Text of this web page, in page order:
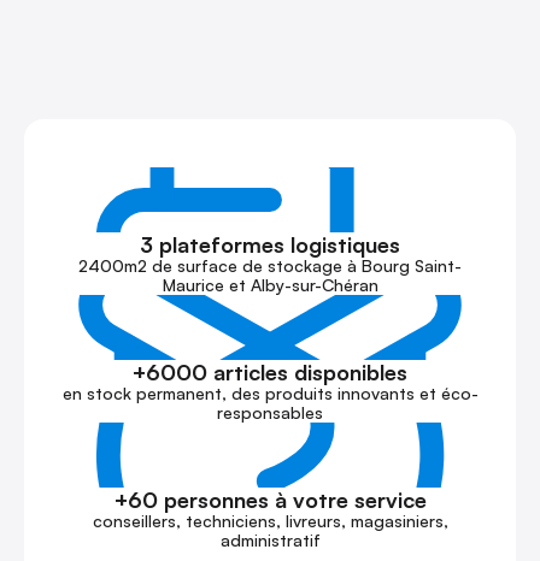
3 plateformes logistiques
2400m2 de surface de stockage à Bourg Saint-
Maurice et Alby-sur-Chéran
+6000 articles disponibles
en stock permanent, des produits innovants et éco-
responsables
+60 personnes à votre service
conseillers, techniciens, livreurs, magasiniers,
administratif